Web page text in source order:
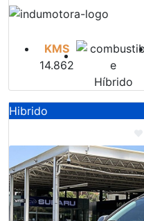
KMS
14.862
Híbrido
Hibrido